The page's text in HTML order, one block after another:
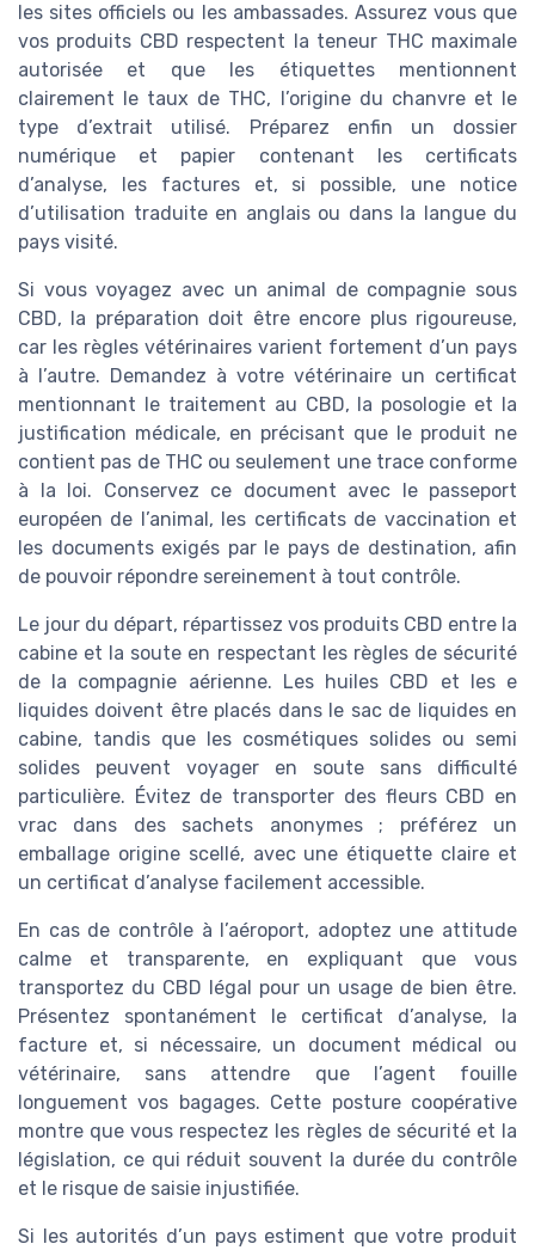
les sites officiels ou les ambassades. Assurez vous que
vos produits CBD respectent la teneur THC maximale
autorisée et que les étiquettes mentionnent
clairement le taux de THC, l’origine du chanvre et le
type d’extrait utilisé. Préparez enfin un dossier
numérique et papier contenant les certificats
d’analyse, les factures et, si possible, une notice
d’utilisation traduite en anglais ou dans la langue du
pays visité.
Si vous voyagez avec un animal de compagnie sous
CBD, la préparation doit être encore plus rigoureuse,
car les règles vétérinaires varient fortement d’un pays
à l’autre. Demandez à votre vétérinaire un certificat
mentionnant le traitement au CBD, la posologie et la
justification médicale, en précisant que le produit ne
contient pas de THC ou seulement une trace conforme
à la loi. Conservez ce document avec le passeport
européen de l’animal, les certificats de vaccination et
les documents exigés par le pays de destination, afin
de pouvoir répondre sereinement à tout contrôle.
Le jour du départ, répartissez vos produits CBD entre la
cabine et la soute en respectant les règles de sécurité
de la compagnie aérienne. Les huiles CBD et les e
liquides doivent être placés dans le sac de liquides en
cabine, tandis que les cosmétiques solides ou semi
solides peuvent voyager en soute sans difficulté
particulière. Évitez de transporter des fleurs CBD en
vrac dans des sachets anonymes ; préférez un
emballage origine scellé, avec une étiquette claire et
un certificat d’analyse facilement accessible.
En cas de contrôle à l’aéroport, adoptez une attitude
calme et transparente, en expliquant que vous
transportez du CBD légal pour un usage de bien être.
Présentez spontanément le certificat d’analyse, la
facture et, si nécessaire, un document médical ou
vétérinaire, sans attendre que l’agent fouille
longuement vos bagages. Cette posture coopérative
montre que vous respectez les règles de sécurité et la
législation, ce qui réduit souvent la durée du contrôle
et le risque de saisie injustifiée.
Si les autorités d’un pays estiment que votre produit